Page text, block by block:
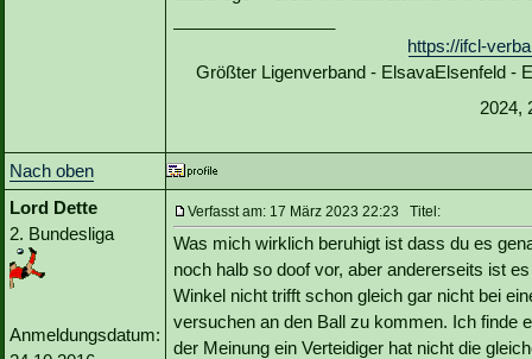
https://ifcl-
Größter Ligenverband - ElsavaElsenfeld -
2024,
Nach oben
Lord Dette
2. Bundesliga
Anmeldungsdatum:
Verfasst am: 17 März 2023 22:23 Titel:
Was mich wirklich beruhigt ist dass du es
noch halb so doof vor, aber andererseits ist
Winkel nicht trifft schon gleich gar nicht bei
versuchen an den Ball zu kommen. Ich finde
der Meinung ein Verteidiger hat nicht die